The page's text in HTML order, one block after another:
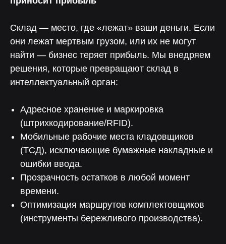
Склад — место, где «лежат» ваши деньги. Если
они лежат мертвым грузом, или их не могут
найти — бизнес теряет прибыль. Мы внедряем
решения, которые превращают склад в
интеллектуальный орган:
Адресное хранение и маркировка
(штрихкодирование/RFID).
Мобильные рабочие места кладовщиков
(ТСД), исключающие бумажные накладные и
ошибки ввода.
Прозрачность остатков в любой момент
времени.
Оптимизация маршрутов комплектовщиков
(инструменты бережливого производства).